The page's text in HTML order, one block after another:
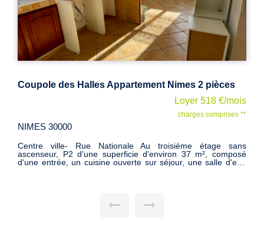
2 pièces
étage sans
m², composé
salle d'eau
Loyer
charges
Très agréable P2 en coeur de ville, au 2ème
immeuble entièrement réhabilité fin 2018,
prestations de qualité, cuisine aménagée et